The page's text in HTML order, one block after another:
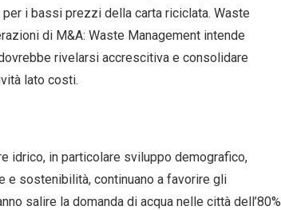
i bassi prezzi della carta riciclata. Waste
di M&A: Waste Management intende
rivelarsi accrescitiva e consolidare
lato costi.
idrico, in particolare sviluppo demografico,
e sostenibilità, continuano a favorire gli
salire la domanda di acqua nelle città dell’80%